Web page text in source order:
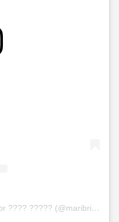
Uma publicação compartilhada por ???? ????? (@maribridicardoso)